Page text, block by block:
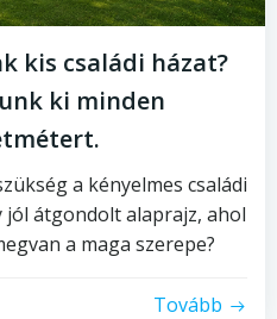
kis családi házat?
ki minden
a kényelmes családi
jól átgondolt alaprajz, ahol
a maga szerepe?
Tovább